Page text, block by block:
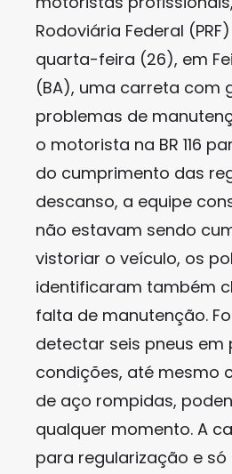
Rodoviária Federal
quarta-feira (26), em
(BA), uma carreta com
problemas de
o motorista na BR 116
do cumprimento das
descanso, a equipe
não estavam sendo
vistoriar o veículo, os
identificaram também
falta de manutenção.
detectar seis pneus em
condições, até mesmo
de aço rompidas,
qualquer momento. A
para regularização e